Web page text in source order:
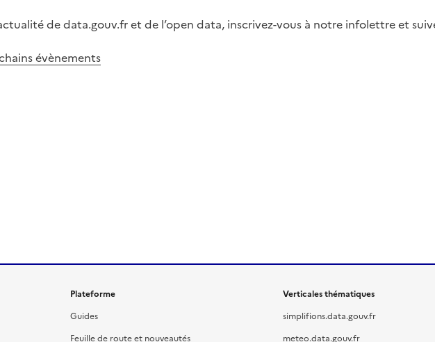
de data.gouv.fr et de l’open data, inscrivez-vous à notre infolettre et
évènements
Plateforme
Guides
Feuille de route et nouveautés
Verticales thématiques
simplifions.data.gouv.fr
meteo.data.gouv.fr